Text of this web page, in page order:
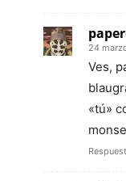
24
Ves,
«tú»